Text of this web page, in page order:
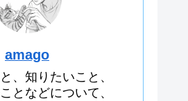
amago
、知りたいこと、
となどについて、